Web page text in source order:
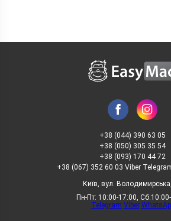
+38 (044) 390 63 05
+38 (050) 305 35 54
+38 (093) 170 44 72
+38 (067) 352 60 03 Viber
Київ, вул.
Пн-Пт: 10:00-17:00,
Telegram Viber